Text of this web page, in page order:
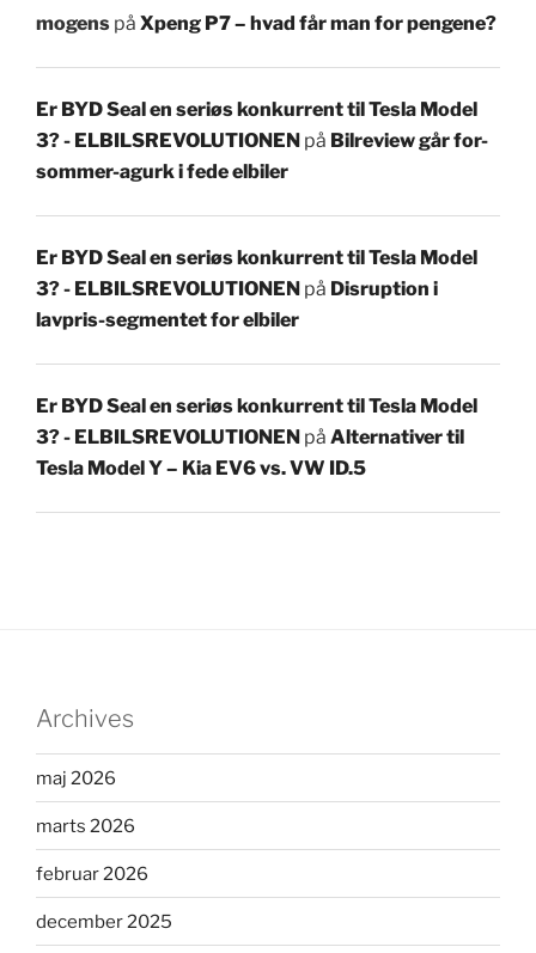
mogens på Xpeng P7 – hvad får man for pengene?
Er BYD Seal en seriøs konkurrent til Tesla Model
3? - ELBILSREVOLUTIONEN på Bilreview går for-
sommer-agurk i fede elbiler
Er BYD Seal en seriøs konkurrent til Tesla Model
3? - ELBILSREVOLUTIONEN på Disruption i
lavpris-segmentet for elbiler
Er BYD Seal en seriøs konkurrent til Tesla Model
3? - ELBILSREVOLUTIONEN på Alternativer til
Tesla Model Y – Kia EV6 vs. VW ID.5
Archives
maj 2026
marts 2026
februar 2026
december 2025